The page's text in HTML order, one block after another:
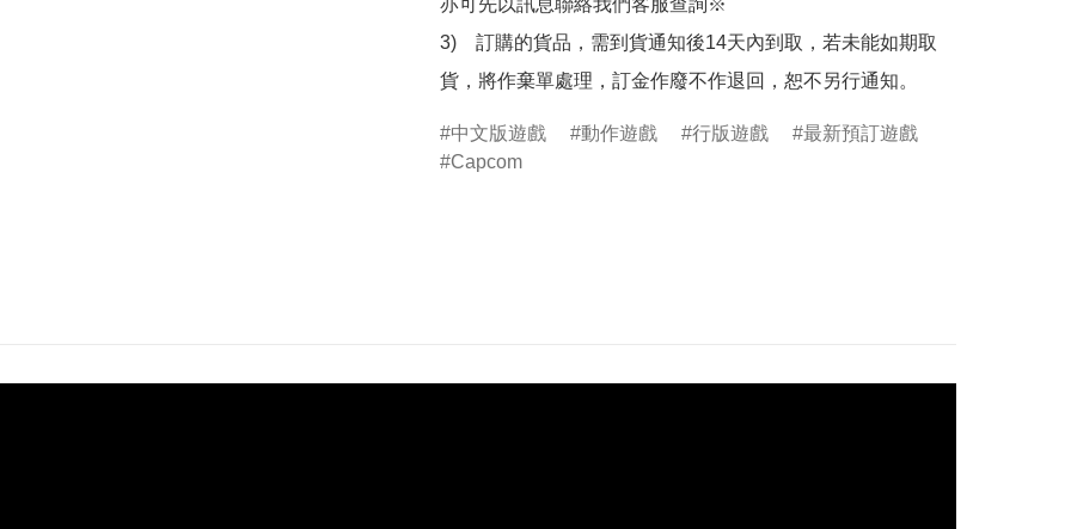
亦可先以訊息聯絡我們客服查詢※
3)　訂購的貨品，需到貨通知後14天內到取，若未能如期取
貨，將作棄單處理，訂金作廢不作退回，恕不另行通知。
中文版遊戲 動作遊戲 行版遊戲
最新預訂遊戲
Capcom